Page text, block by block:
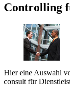
Controlling
Hier eine Auswahl
consult für